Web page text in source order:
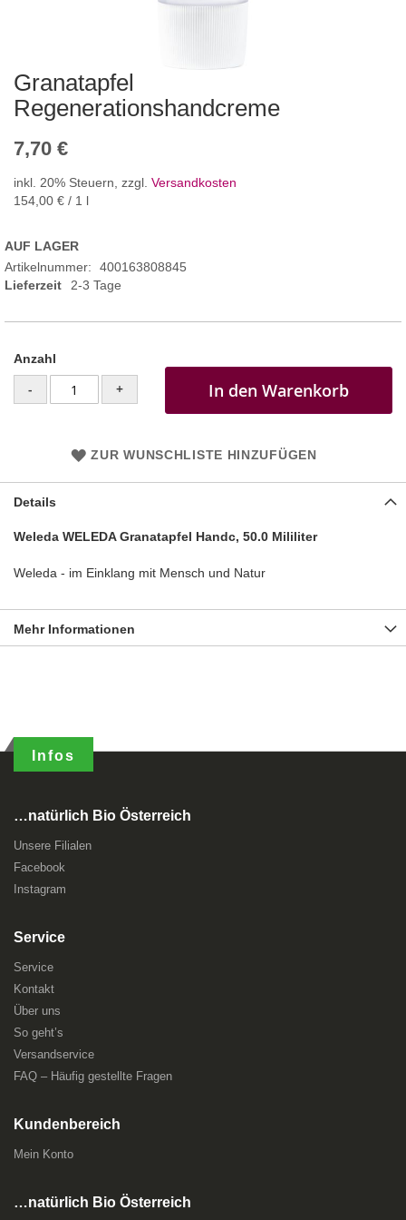
Granatapfel
Regenerationshandcreme
7,70 €
inkl. 20% Steuern, zzgl. Versandkosten
154,00 € / 1 l
AUF LAGER
Artikelnummer
400163808845
Lieferzeit
2-3 Tage
Anzahl
- + In den Warenkorb
ZUR WUNSCHLISTE HINZUFÜGEN
Details
Weleda WELEDA Granatapfel Handc, 50.0 Mililiter
Weleda - im Einklang mit Mensch und Natur
Mehr Informationen
Infos
…natürlich Bio Österreich
Unsere Filialen
Facebook
Instagram
Service
Service
Kontakt
Über uns
So geht’s
Versandservice
FAQ – Häufig gestellte Fragen
Kundenbereich
Mein Konto
…natürlich Bio Österreich